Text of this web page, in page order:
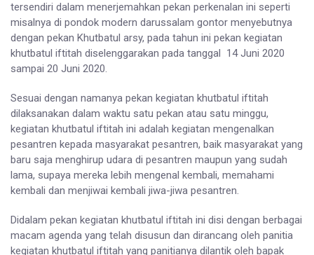
tersendiri dalam menerjemahkan pekan perkenalan ini seperti
misalnya di pondok modern darussalam gontor menyebutnya
dengan pekan Khutbatul arsy, pada tahun ini pekan kegiatan
khutbatul iftitah diselenggarakan pada tanggal 14 Juni 2020
sampai 20 Juni 2020.
Sesuai dengan namanya pekan kegiatan khutbatul iftitah
dilaksanakan dalam waktu satu pekan atau satu minggu,
kegiatan khutbatul iftitah ini adalah kegiatan mengenalkan
pesantren kepada masyarakat pesantren, baik masyarakat yang
baru saja menghirup udara di pesantren maupun yang sudah
lama, supaya mereka lebih mengenal kembali, memahami
kembali dan menjiwai kembali jiwa-jiwa pesantren.
Didalam pekan kegiatan khutbatul iftitah ini disi dengan berbagai
macam agenda yang telah disusun dan dirancang oleh panitia
kegiatan khutbatul iftitah yang panitianya dilantik oleh bapak